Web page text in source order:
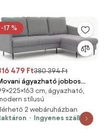
-17 %
479 Ft380 394 Ft
ágyazható jobbos
- szürke Loft 19
/ fekete lábak
cm, ágyazható,
stílusú
2 webáruházban
Ingyenes szállítás